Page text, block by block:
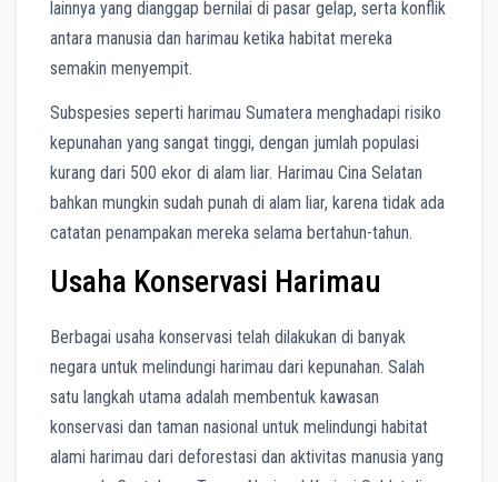
lainnya yang dianggap bernilai di pasar gelap, serta konflik
antara manusia dan harimau ketika habitat mereka
semakin menyempit.
Subspesies seperti harimau Sumatera menghadapi risiko
kepunahan yang sangat tinggi, dengan jumlah populasi
kurang dari 500 ekor di alam liar. Harimau Cina Selatan
bahkan mungkin sudah punah di alam liar, karena tidak ada
catatan penampakan mereka selama bertahun-tahun.
Usaha Konservasi Harimau
Berbagai usaha konservasi telah dilakukan di banyak
negara untuk melindungi harimau dari kepunahan. Salah
satu langkah utama adalah membentuk kawasan
konservasi dan taman nasional untuk melindungi habitat
alami harimau dari deforestasi dan aktivitas manusia yang